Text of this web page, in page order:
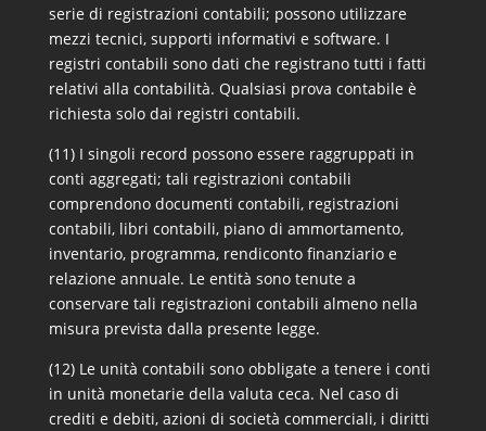
serie di registrazioni contabili; possono utilizzare
mezzi tecnici, supporti informativi e software. I
registri contabili sono dati che registrano tutti i fatti
relativi alla contabilità. Qualsiasi prova contabile è
richiesta solo dai registri contabili.
(11) I singoli record possono essere raggruppati in
conti aggregati; tali registrazioni contabili
comprendono documenti contabili, registrazioni
contabili, libri contabili, piano di ammortamento,
inventario, programma, rendiconto finanziario e
relazione annuale. Le entità sono tenute a
conservare tali registrazioni contabili almeno nella
misura prevista dalla presente legge.
(12) Le unità contabili sono obbligate a tenere i conti
in unità monetarie della valuta ceca. Nel caso di
crediti e debiti, azioni di società commerciali, i diritti